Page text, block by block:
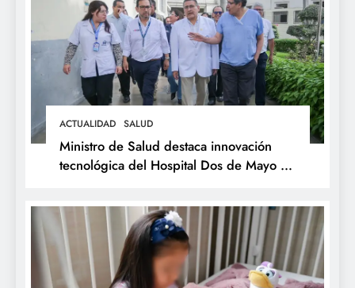
ACTUALIDAD SALUD
Ministro de Salud destaca innovación
tecnológica del Hospital Dos de Mayo y
Galen